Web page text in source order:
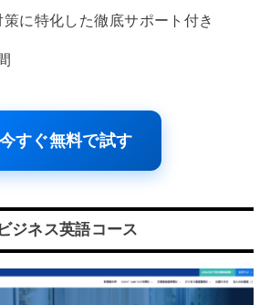
に特化した徹底サポート付き
今すぐ無料で試す
ジネス英語コース